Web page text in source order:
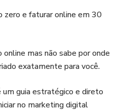
zero e faturar online em 30
online mas não sabe por onde
exatamente para você.
guia estratégico e direto
no marketing digital